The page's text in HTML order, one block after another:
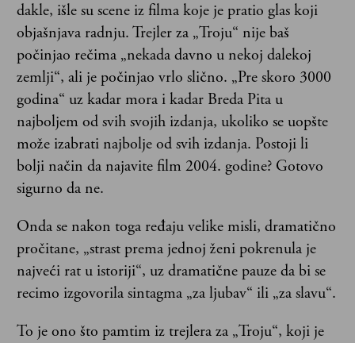
dakle, išle su scene iz filma koje je pratio glas koji
objašnjava radnju. Trejler za „Troju“ nije baš
počinjao rečima „nekada davno u nekoj dalekoj
zemlji“, ali je počinjao vrlo slično. „Pre skoro 3000
godina“ uz kadar mora i kadar Breda Pita u
najboljem od svih svojih izdanja, ukoliko se uopšte
može izabrati najbolje od svih izdanja. Postoji li
bolji način da najavite film 2004. godine? Gotovo
sigurno da ne.
Onda se nakon toga ređaju velike misli, dramatično
pročitane, „strast prema jednoj ženi pokrenula je
najveći rat u istoriji“, uz dramatične pauze da bi se
recimo izgovorila sintagma „za ljubav“ ili „za slavu“.
To je ono što pamtim iz trejlera za „Troju“, koji je